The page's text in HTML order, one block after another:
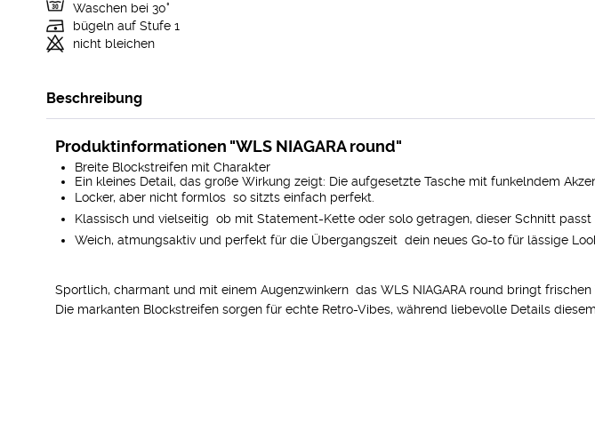
Waschen bei 30°
bügeln auf Stufe 1
nicht bleichen
Beschreibung
Produktinformationen "WLS NIAGARA round"
Breite Blockstreifen mit Charakter
Ein kleines Detail, das große Wirkung zeigt: Die aufgesetzte Tasche mit funkelndem
Locker, aber nicht formlos  so sitzts einfach perfekt.
Klassisch und vielseitig  ob mit Statement-Kette oder solo getragen, dieser Schnitt passt
Weich, atmungsaktiv und perfekt für die Übergangszeit  dein neues Go-to für lässige
Sportlich, charmant und mit einem Augenzwinkern  das WLS NIAGARA round bringt
Die markanten Blockstreifen sorgen für echte Retro-Vibes, während liebevolle Details